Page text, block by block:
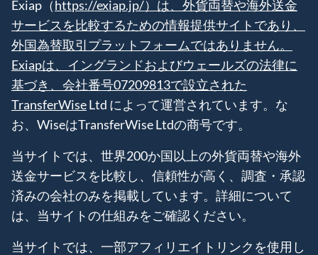
Exiap（https://exiap.jp/）は、外貨両替や海外送金
サービスを比較するための情報提供サイトであり、
外国為替取引プラットフォームではありません。
Exiapは、イングランドおよびウェールズの法律に
基づき、会社番号07209813で設立された
TransferWiseLtd によって運営されています。な
お、WiseはTransferWise Ltdの商号です。
当サイトでは、世界200か国以上の外貨両替や海外
送金サービスを比較し、信頼性が高く、調査・承認
済みの会社のみを掲載しています。詳細について
は、当サイトの仕組みをご確認ください。
当サイトでは、一部アフィリエイトリンクを使用し